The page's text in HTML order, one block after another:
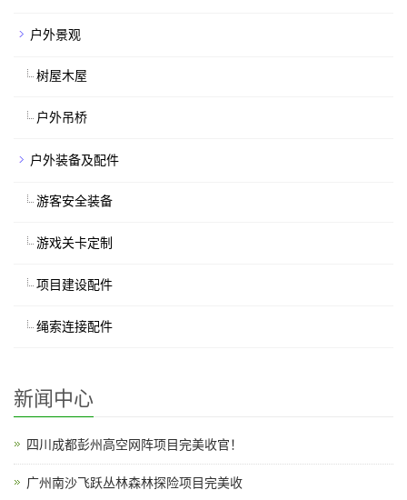
户外景观
树屋木屋
户外吊桥
户外装备及配件
游客安全装备
游戏关卡定制
项目建设配件
绳索连接配件
新闻中心
四川成都彭州高空网阵项目完美收官！
广州南沙飞跃丛林森林探险项目完美收